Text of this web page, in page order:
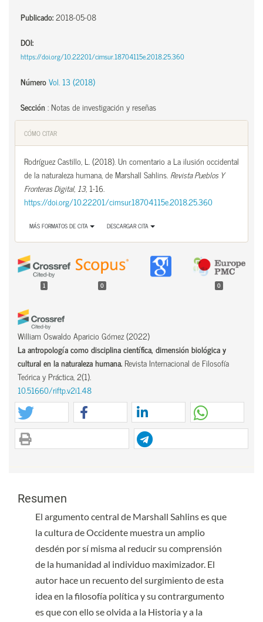
Publicado:2018-05-08
DOI:
https://doi.org/10.22201/cimsur.18704115e.2018.25.360
NúmeroVol. 13 (2018)
Sección :Notas de investigación y reseñas
CÓMO CITAR
Rodríguez Castillo, L. (2018). Un comentario a La ilusión occidental
de la naturaleza humana, de Marshall Sahlins. Revista Pueblos Y
Fronteras Digital, 13, 1-16.
https://doi.org/10.22201/cimsur.18704115e.2018.25.360
MÁS FORMATOS DE CITA DESCARGAR CITA
1 0 0
William Oswaldo Aparicio Gómez(2022)
La antropología como disciplina científica, dimensión biológica y
cultural en la naturaleza humana. Revista Internacional de Filosofía
Teórica y Práctica, 2(1).
10.51660/riftp.v2i1.48
Resumen
El argumento central de Marshall Sahlins es que
la cultura de Occidente muestra un amplio
desdén por sí misma al reducir su comprensión
de la humanidad al individuo maximizador. El
autor hace un recuento del surgimiento de esta
idea en la filosofía política y su contrargumento
es que con ello se olvida a la Historia y a la